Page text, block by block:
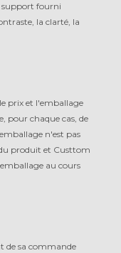
support fourni
la clarté, la
prix et l'emballage
pour chaque cas, de
n'est pas
produit et Custtom
au cours
de sa commande